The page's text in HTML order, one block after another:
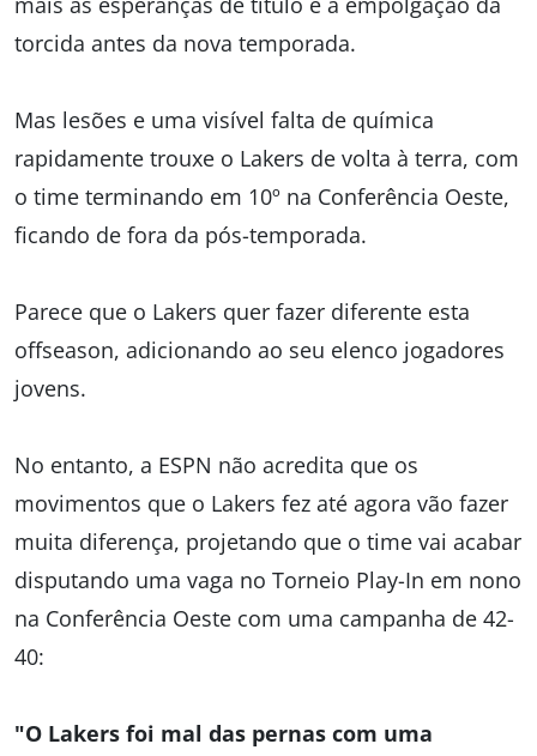
torcida antes da nova temporada.
Mas lesões e uma visível falta de química
rapidamente trouxe o Lakers de volta à terra, com
o time terminando em 10º na Conferência Oeste,
ficando de fora da pós-temporada.
Parece que o Lakers quer fazer diferente esta
offseason, adicionando ao seu elenco jogadores
jovens.
No entanto, a ESPN não acredita que os
movimentos que o Lakers fez até agora vão fazer
muita diferença, projetando que o time vai acabar
disputando uma vaga no Torneio Play-In em nono
na Conferência Oeste com uma campanha de 42-
40:
"O Lakers foi mal das pernas com uma